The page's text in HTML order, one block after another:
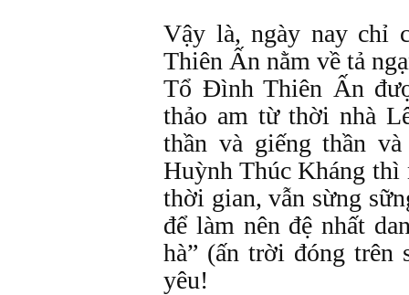
Vậy là, ngày nay chỉ
Thiên Ấn nằm về tả
Tổ Đình Thiên Ấn
thảo am từ thời nhà
thần và giếng thần
Huỳnh Thúc Kháng thì
thời gian, vẫn sừng
để làm nên đệ nhất
hà” (ấn trời đóng trên
yêu!